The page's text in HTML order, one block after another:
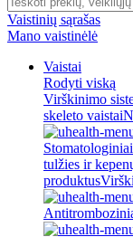
Vaistinių sąrašas
Mano vaistinėlė
Vaistai
Rodyti viską
Virškinimo
skeleto vaistai
tulžies ir
produktus